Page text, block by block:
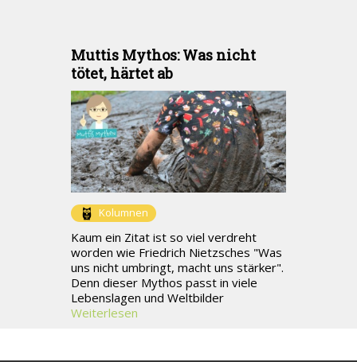
Muttis Mythos: Was nicht
tötet, härtet ab
Kolumnen
Kaum ein Zitat ist so viel verdreht
worden wie Friedrich Nietzsches "Was
uns nicht umbringt, macht uns stärker".
Denn dieser Mythos passt in viele
Lebenslagen und Weltbilder
Weiterlesen